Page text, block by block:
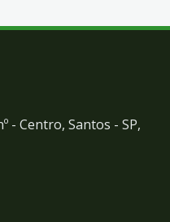
- Centro, Santos - SP,